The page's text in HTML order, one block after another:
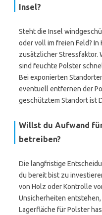
Insel?
Steht die Insel
oder voll im freien Feld?
zusätzlicher Stressfaktor.
sind feuchte Polster
Bei exponierten
eventuell entfernen der
geschütztem Standort ist
Willst du Aufwand
betreiben?
Die langfristige
du bereit bist zu
von Holz oder Kontrolle
Unsicherheiten
Lagerfläche für Polster